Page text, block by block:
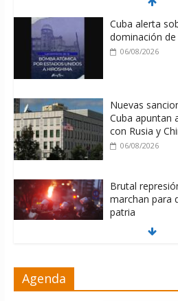
Cuba alerta
dominación de
06/08/2026
Nuevas
Cuba apuntan
con Rusia y
06/08/2026
Brutal
marchan para
patria
06/08/2026
06/08/2026
Agenda